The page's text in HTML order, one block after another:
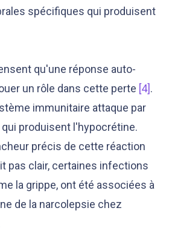
spécifiques qui produisent
qu'une réponse auto-
un rôle dans cette perte [4].
immunitaire attaque par
produisent l'hypocrétine.
précis de cette réaction
pas clair, certaines infections
la grippe, ont été associées à
de la narcolepsie chez